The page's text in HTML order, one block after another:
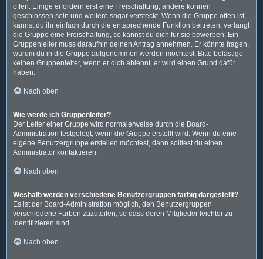
offen. Einige erfordern erst eine Freischaltung, andere können
geschlossen sein und weitere sogar versteckt. Wenn die Gruppe offen ist,
kannst du ihr einfach durch die entsprechende Funktion beitreten; verlangt
die Gruppe eine Freischaltung, so kannst du dich für sie bewerben. Ein
Gruppenleiter muss daraufhin deinen Antrag annehmen. Er könnte fragen,
warum du in die Gruppe aufgenommen werden möchtest. Bitte belästige
keinen Gruppenleiter, wenn er dich ablehnt, er wird einen Grund dafür
haben.
Nach oben
Wie werde ich Gruppenleiter?
Der Leiter einer Gruppe wird normalerweise durch die Board-
Administration festgelegt, wenn die Gruppe erstellt wird. Wenn du eine
eigene Benutzergruppe erstellen möchtest, dann solltest du einen
Administrator kontaktieren.
Nach oben
Weshalb werden verschiedene Benutzergruppen farbig dargestellt?
Es ist der Board-Administration möglich, den Benutzergruppen
verschiedene Farben zuzuteilen, so dass deren Mitglieder leichter zu
identifizieren sind.
Nach oben